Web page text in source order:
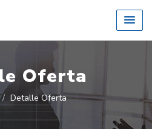
Oferta
Detalle Oferta